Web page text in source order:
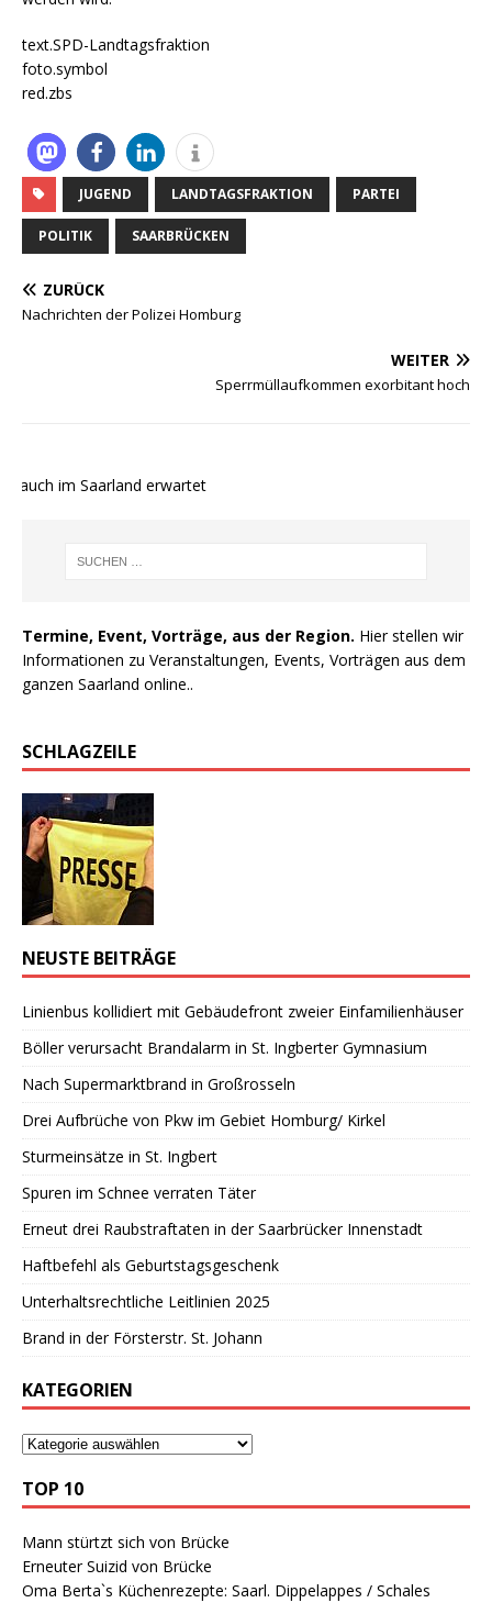
text.SPD-Landtagsfraktion
foto.symbol
red.zbs
JUGEND LANDTAGSFRAKTION PARTEI
POLITIK SAARBRÜCKEN
ZURÜCK
Nachrichten der Polizei Homburg
WEITER
Sperrmüllaufkommen exorbitant hoch
auch im Saarland erwartet
Termine, Event, Vorträge, aus der Region. Hier stellen wir
Informationen zu Veranstaltungen, Events, Vorträgen aus dem
ganzen Saarland online..
SCHLAGZEILE
NEUSTE BEITRÄGE
Linienbus kollidiert mit Gebäudefront zweier Einfamilienhäuser
Böller verursacht Brandalarm in St. Ingberter Gymnasium
Nach Supermarktbrand in Großrosseln
Drei Aufbrüche von Pkw im Gebiet Homburg/ Kirkel
Sturmeinsätze in St. Ingbert
Spuren im Schnee verraten Täter
Erneut drei Raubstraftaten in der Saarbrücker Innenstadt
Haftbefehl als Geburtstagsgeschenk
Unterhaltsrechtliche Leitlinien 2025
Brand in der Försterstr. St. Johann
KATEGORIEN
TOP 10
Mann stürtzt sich von Brücke
Erneuter Suizid von Brücke
Oma Berta`s Küchenrezepte: Saarl. Dippelappes / Schales